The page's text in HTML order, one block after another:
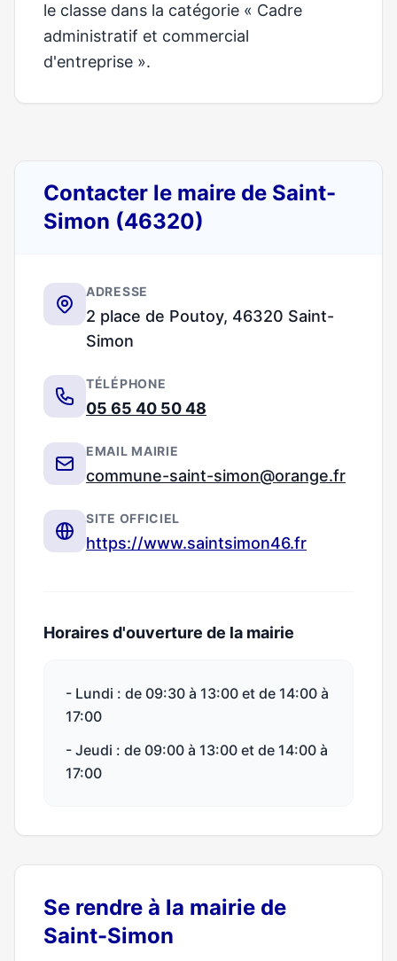
le classe dans la catégorie « Cadre
administratif et commercial
d'entreprise ».
Contacter le maire de Saint-
Simon (46320)
ADRESSE
2 place de Poutoy, 46320 Saint-
Simon
TÉLÉPHONE
05 65 40 50 48
EMAIL MAIRIE
commune-saint-simon@orange.fr
SITE OFFICIEL
https://www.saintsimon46.fr
Horaires d'ouverture de la mairie
- Lundi : de 09:30 à 13:00 et de 14:00 à
17:00
- Jeudi : de 09:00 à 13:00 et de 14:00 à
17:00
Se rendre à la mairie de
Saint-Simon